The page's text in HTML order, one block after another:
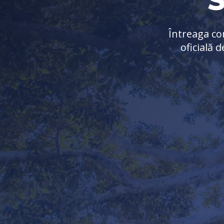
Întreaga
oficială